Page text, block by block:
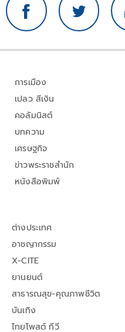
การเมือง
เปลว สีเงิน
คอลัมนิสต์
บทความ
เศรษฐกิจ
ข่าวพระราชสำนัก
หนังสือพิมพ์
ต่างประเทศ
อาชญากรรม
X-CITE
ยานยนต์
สาธารณสุข-คุณภาพชีวิต
บันเทิง
ไทยโพสต์ ทีวี